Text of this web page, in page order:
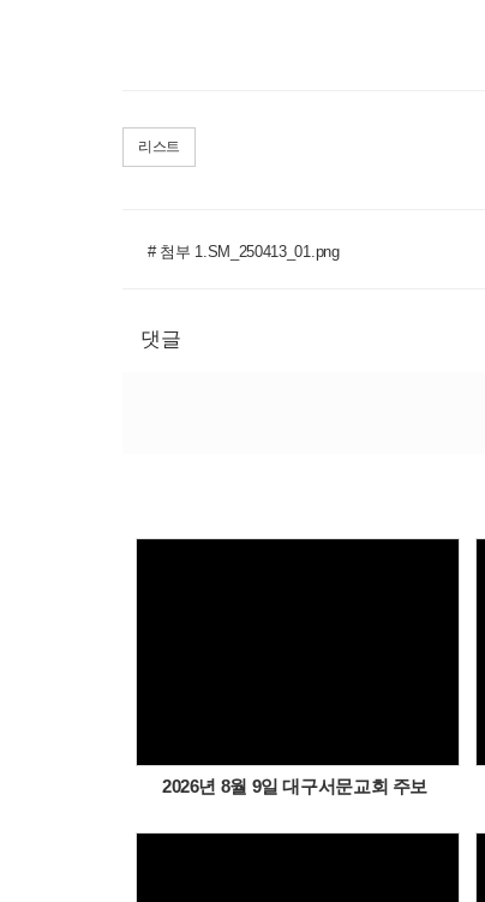
리스트
# 첨부 1.SM_250413_01.png
댓글
2026년 8월 9일 대구서문교회 주보